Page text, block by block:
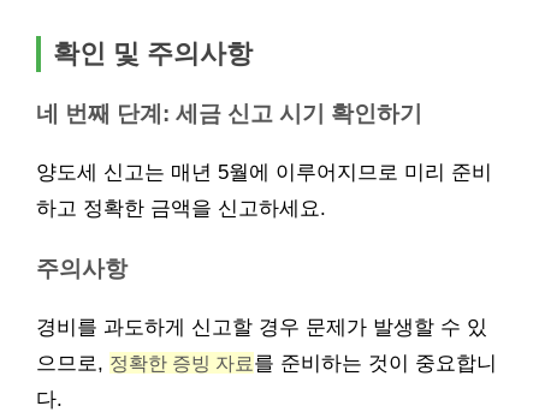
확인 및 주의사항
네 번째 단계: 세금 신고 시기 확인하기
양도세 신고는 매년 5월에 이루어지므로 미리 준비
하고 정확한 금액을 신고하세요.
주의사항
경비를 과도하게 신고할 경우 문제가 발생할 수 있
으므로, 정확한 증빙 자료를 준비하는 것이 중요합니
다.